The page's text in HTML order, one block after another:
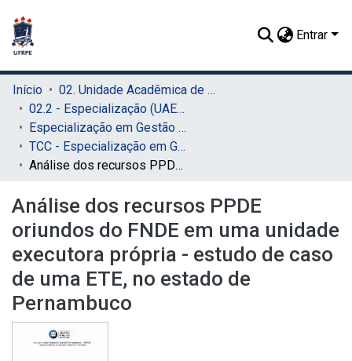
Entrar
Início
02. Unidade Acadêmica de Educação a Distância e Tecnologia (UAEADTec)
02.2 - Especialização (UAEADTec)
Especialização em Gestão Pública Municipal (UAEADTec)
TCC - Especialização em Gestão Pública Municipal (UAEADTec)
Análise dos recursos PPDE oriundos do FNDE em uma unidade executora própria - estudo de caso de uma ETE, no estado de Pernambuco
Análise dos recursos PPDE
oriundos do FNDE em uma unidade
executora própria - estudo de caso
de uma ETE, no estado de
Pernambuco